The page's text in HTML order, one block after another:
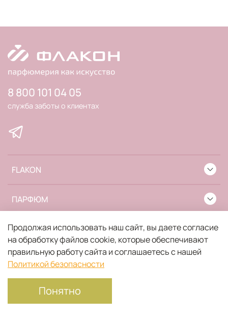
FLAKON
ПАРФЮМ
ИНФОРМАЦИЯ
8 800 101 04 05
служба заботы о клиентах
Продолжая использовать наш сайт, вы даете согласие
на обработку файлов cookie, которые обеспечивают
правильную работу сайта и соглашаетесь с нашей
Политикой безопасности
Понятно